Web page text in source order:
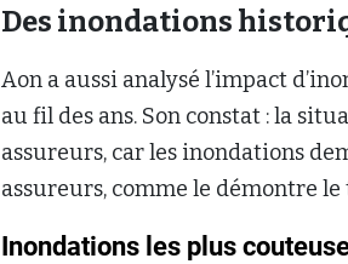
Des inondations
Aon a aussi analysé l’impact
au fil des ans. Son constat : la
assureurs, car les inondations
assureurs, comme le démontre